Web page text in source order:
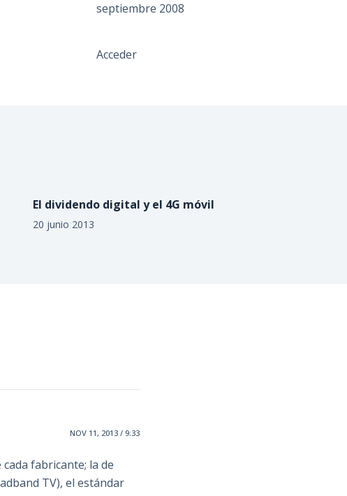
septiembre 2008
Acceder
El dividendo digital y el 4G móvil
20 junio 2013
NOV 11, 2013 / 9:33
fabricante; la de
TV), el estándar